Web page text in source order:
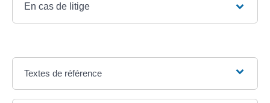
En cas de litige
Textes de référence